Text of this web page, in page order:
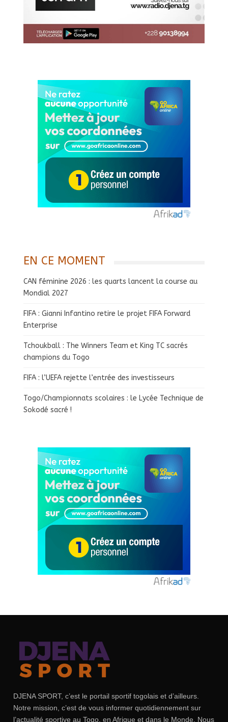
EN CE MOMENT
CAN féminine 2026 : les quarts lancent la course au
Mondial 2027
FIFA : Gianni Infantino retire le projet FIFA Forward
Enterprise
Tchoukball : The Winners Team et King TC sacrés
champions du Togo
FIFA : l’UEFA rejette l’entrée des investisseurs
Togo/Championnats scolaires : le Lycée Technique de
Sokodé sacré !
DJENA SPORT, c’est le portail sportif togolais et d’ailleurs.
Notre mission, c’est de vous informer quotidiennement sur
l’actualité sportive au Togo, en Afrique et dans le Monde. Nous